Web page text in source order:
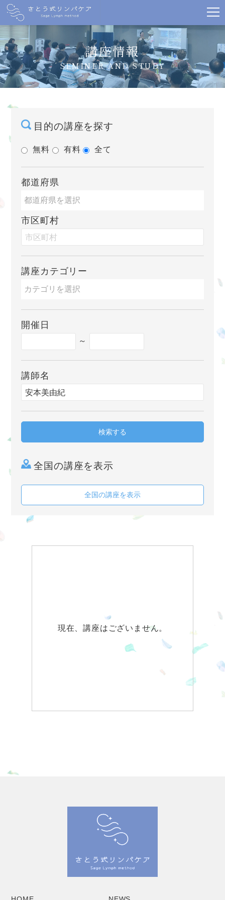
講座情報
SEMINER AND STUDY
目的の講座を探す
無料 有料 全て
都道府県
市区町村
講座カテゴリー
開催日
～
講師名
検索する
全国の講座を表示
全国の講座を表示
現在、講座はございません。